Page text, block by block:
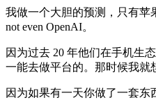
我做一个大胆的预测，只有苹
not even OpenAI。
因为过去 20 年他们在手机生
一能去做平台的。那时候我就
因为如果有一天你做了一套东